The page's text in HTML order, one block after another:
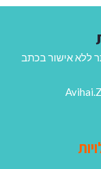
ללא אישור בכתב